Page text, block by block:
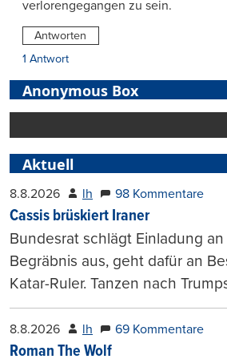
verlorengegangen zu sein.
Antworten
1 Antwort
Anonymous Box
Aktuell
8.8.2026 lh 98 Kommentare
Cassis brüskiert Iraner
Bundesrat schlägt Einladung
Begräbnis aus, geht dafür an
Katar-Ruler. Tanzen nach
8.8.2026 lh 69 Kommentare
Roman The Wolf